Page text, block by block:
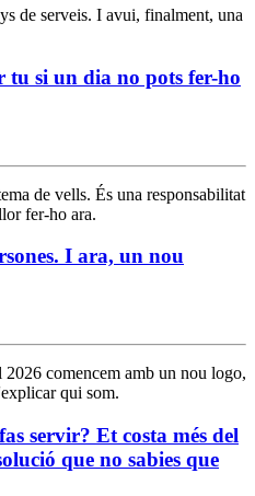
de serveis. I avui, finalment, una
tu si un dia no pots fer-ho
de vells. És una responsabilitat
fer-ho ara.
I ara, un nou
comencem amb un nou logo,
qui som.
servir? Et costa més del
que no sabies que